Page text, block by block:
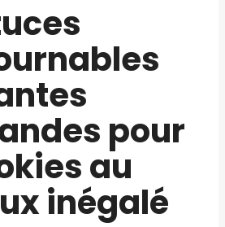
pour
au
inégalé